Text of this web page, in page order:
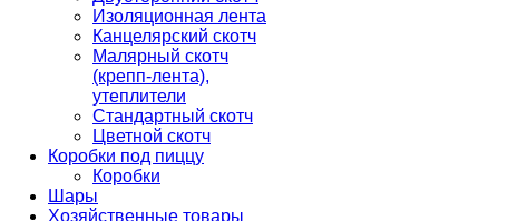
Изоляционная лента
Канцелярский скотч
Малярный скотч
(крепп-лента),
утеплители
Стандартный скотч
Цветной скотч
Коробки под пиццу
Коробки
Шары
Хозяйственные товары